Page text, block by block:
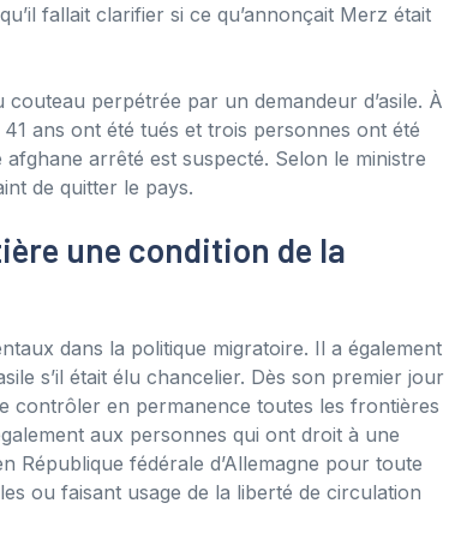
fallait clarifier si ce qu’annonçait Merz était
perpétrée par un demandeur d’asile. À
ans ont été tués et trois personnes ont été
arrêté est suspecté. Selon le ministre
de quitter le pays.
une condition de la
dans la politique migratoire. Il a également
s’il était élu chancelier. Dès son premier jour
contrôler en permanence toutes les frontières
aux personnes qui ont droit à une
République fédérale d’Allemagne pour toute
ou faisant usage de la liberté de circulation